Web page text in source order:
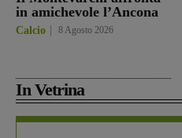
in amichevole l’Ancona
Calcio 8 Agosto 2026
In Vetrina